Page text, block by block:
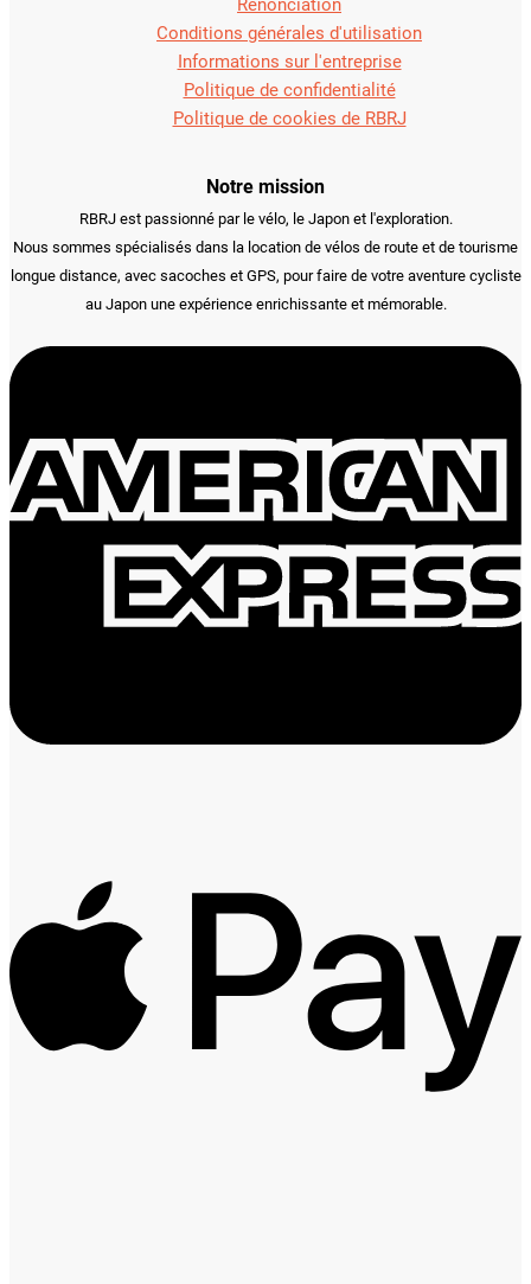
Renonciation
Conditions générales d'utilisation
Informations sur l'entreprise
Politique de confidentialité
Politique de cookies de RBRJ
Notre mission
RBRJ est passionné par le vélo, le Japon et l'exploration.
Nous sommes spécialisés dans la location de vélos de route et de tourisme
longue distance, avec sacoches et GPS, pour faire de votre aventure cycliste
au Japon une expérience enrichissante et mémorable.